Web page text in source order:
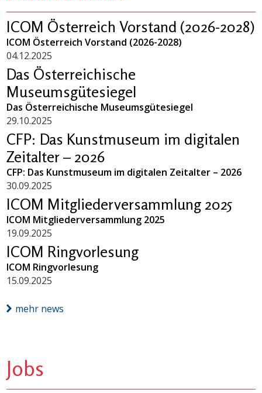
ICOM Österreich Vorstand (2026-2028)
ICOM Österreich Vorstand (2026-2028)
04.12.2025
Das Österreichische
Museumsgütesiegel
Das Österreichische Museumsgütesiegel
29.10.2025
CFP: Das Kunstmuseum im digitalen
Zeitalter – 2026
CFP: Das Kunstmuseum im digitalen Zeitalter – 2026
30.09.2025
ICOM Mitgliederversammlung 2025
ICOM Mitgliederversammlung 2025
19.09.2025
ICOM Ringvorlesung
ICOM Ringvorlesung
15.09.2025
mehr news
Jobs